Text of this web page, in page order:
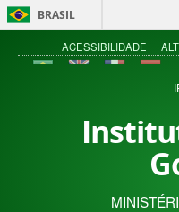
BRASIL
ACESSIBILIDADE